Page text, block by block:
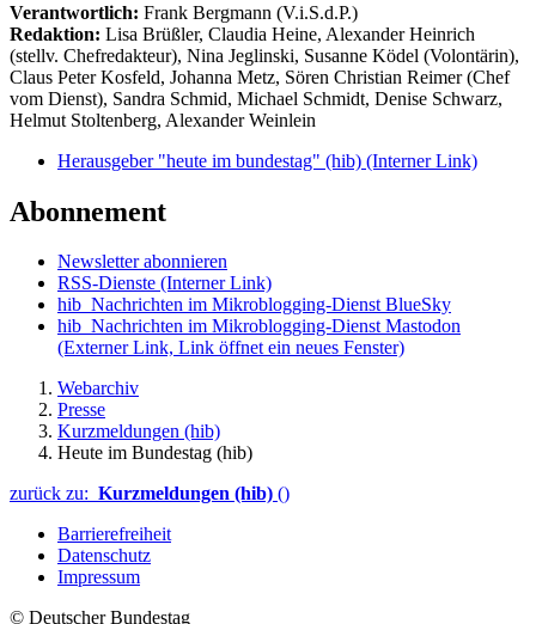
Verantwortlich: Frank Bergmann (V.i.S.d.P.)
Redaktion: Lisa Brüßler, Claudia Heine, Alexander Heinrich
(stellv. Chefredakteur), Nina Jeglinski, Susanne Ködel (Volontärin),
Claus Peter Kosfeld, Johanna Metz, Sören Christian Reimer (Chef
vom Dienst), Sandra Schmid, Michael Schmidt, Denise Schwarz,
Helmut Stoltenberg, Alexander Weinlein
Herausgeber "heute im bundestag" (hib) (Interner Link)
Abonnement
Newsletter abonnieren
RSS-Dienste (Interner Link)
hib_Nachrichten im Mikroblogging-Dienst BlueSky
hib_Nachrichten im Mikroblogging-Dienst Mastodon
(Externer Link, Link öffnet ein neues Fenster)
Webarchiv
Presse
Kurzmeldungen (hib)
Heute im Bundestag (hib)
zurück zu: Kurzmeldungen (hib) ()
Barrierefreiheit
Datenschutz
Impressum
© Deutscher Bundestag